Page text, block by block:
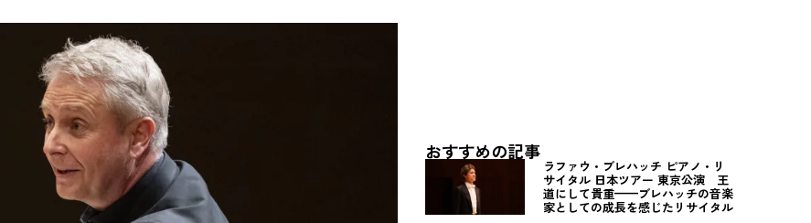
おすすめの記事
ラファウ・ブレハッチ ピアノ・リ
サイタル 日本ツアー 東京公演 王
道にして貴重——ブレハッチの音楽
家としての成長を感じたリサイタル